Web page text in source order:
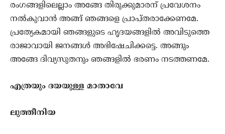
രംഗങ്ങളിലെല്ലാം അങ്ങേ തിരുക്കുമാരന് പ്രവേശനം
നല്‍കുവാന്‍ അങ്ങ് ഞങ്ങളെ പ്രാപ്തരാക്കേണമേ.
പ്രത്യേകമായി ഞങ്ങളുടെ ഹൃദയങ്ങളില്‍ അവിടുത്തെ
രാജാവായി ജനങ്ങള്‍ അഭിഷേചിക്കട്ടെ. അങ്ങും
അങ്ങേ ദിവ്യസുതനും ഞങ്ങളില്‍ ഭരണം നടത്തണമേ.
എത്രയും ദയയുള്ള മാതാവേ
ലുത്തീനിയ